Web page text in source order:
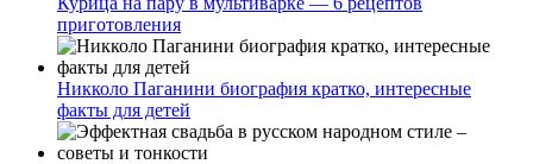
приготовления
Никколо Паганини биография кратко, интересные
факты для детей